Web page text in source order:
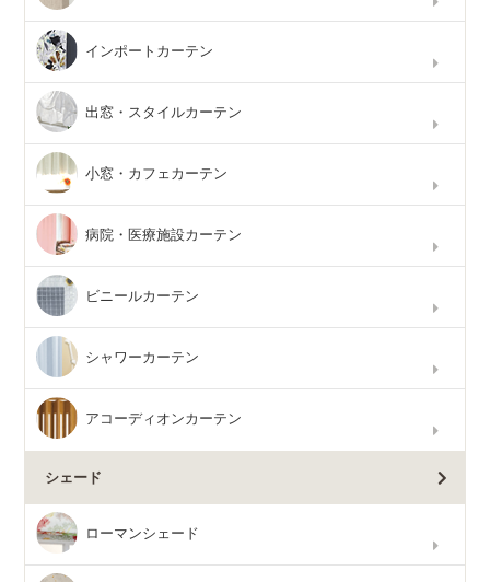
インポートカーテン
出窓・スタイルカーテン
小窓・カフェカーテン
病院・医療施設カーテン
ビニールカーテン
シャワーカーテン
アコーディオンカーテン
シェード
ローマンシェード